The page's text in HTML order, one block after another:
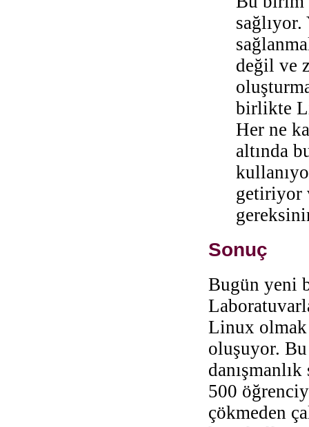
değil ve
birlikte
Her ne
altında
getiriyor
Sonuç
Bugün yeni
Linux olmak
oluşuyor.
500
çökmeden